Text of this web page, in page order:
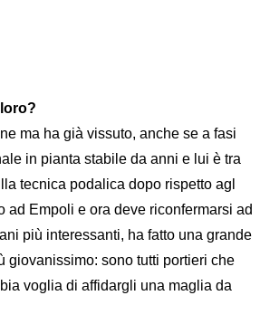
ma ha già vissuto, anche se a fasi
in pianta stabile da anni e lui è tra
tecnica podalica dopo rispetto agl
Empoli e ora deve riconfermarsi ad
più interessanti, ha fatto una grande
giovanissimo: sono tutti portieri che
voglia di affidargli una maglia da